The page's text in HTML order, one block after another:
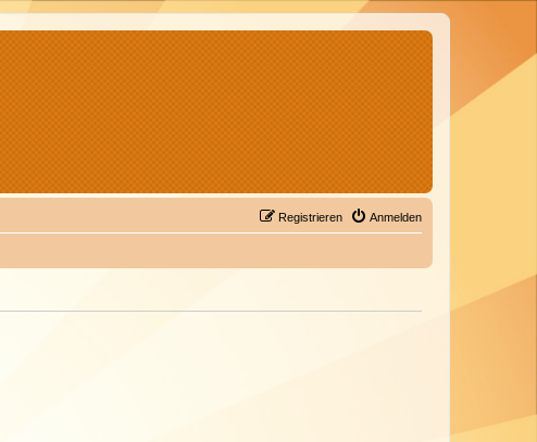
Anmelden
Registrieren